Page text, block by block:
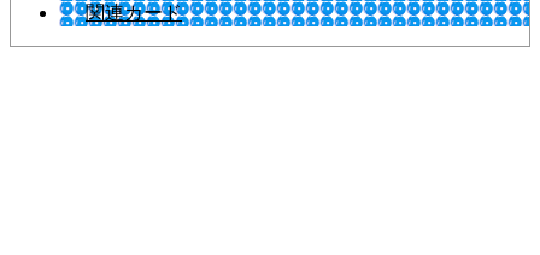
関連カード